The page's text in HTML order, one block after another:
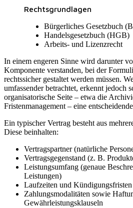
Rechtsgrundlagen
Bürgerliches Gesetzbuch
Handelsgesetzbuch (HGB)
Arbeits- und Lizenzrecht
In einem engeren Sinne wird darunter
Komponente verstanden, bei der
rechtssicher gestaltet werden müssen.
umfassender betrachtet, erkennt jedoch
organisatorische Seite – etwa die
Fristenmanagement – eine
Ein typischer Vertrag besteht aus
Diese beinhalten:
Vertragspartner (natürliche
Vertragsgegenstand (z. B.
Leistungsumfang (genaue
Leistungen)
Laufzeiten und Kündigungsfristen
Zahlungsmodalitäten sowie
Gewährleistungsklauseln